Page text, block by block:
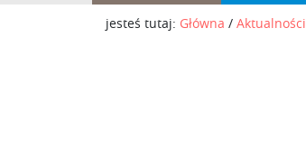
jesteś tutaj: Główna / Aktualności